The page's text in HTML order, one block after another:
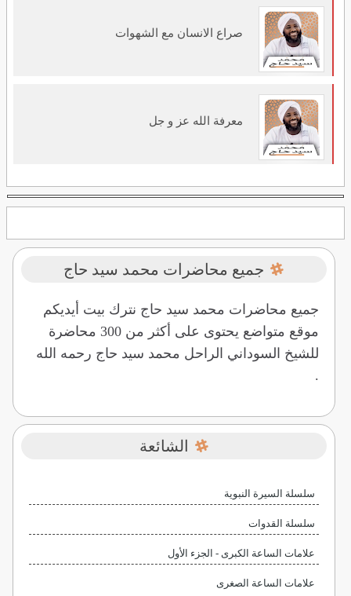
صراع الانسان مع الشهوات
معرفة الله عز و جل
جميع محاضرات محمد سيد حاج
جميع محاضرات محمد سيد حاج نترك بيت أيديكم
موقع متواضع يحتوى على أكثر من 300 محاضرة
للشيخ السوداني الراحل محمد سيد حاج رحمه الله
.
الشائعة
سلسلة السيرة النبوية
سلسلة القدوات
علامات الساعة الكبرى - الجزء الأول
علامات الساعة الصغرى